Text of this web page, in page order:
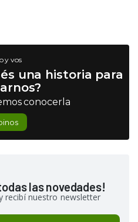
y vos
una historia para
conocerla
las novedades!
recibí nuestro newsletter